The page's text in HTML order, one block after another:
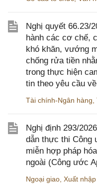
Nghị quyết 66.23/
hành các cơ chế,
khó khăn, vướng
chống rửa tiền
trong thực hiện
tin theo yêu cầu
Tài chính-Ngân hàng
Nghị định 293/
dẫn thực thi Công
miễn hợp pháp
ngoài (Công ước
Ngoại giao Xuất